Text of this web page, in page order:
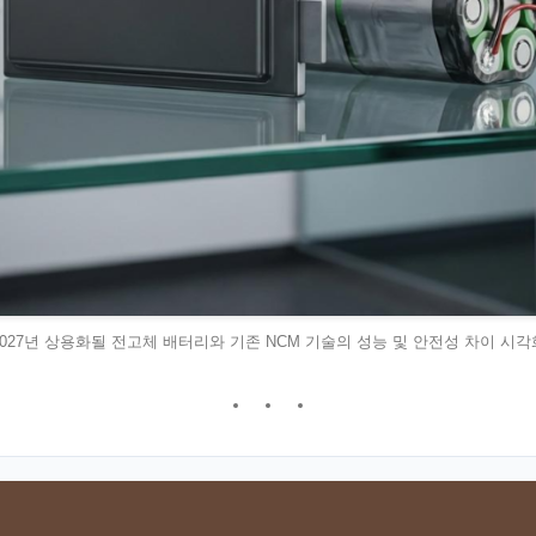
년 상용화될 전고체 배터리와 기존 NCM 기술의 성능 및 안전성 차이 시각